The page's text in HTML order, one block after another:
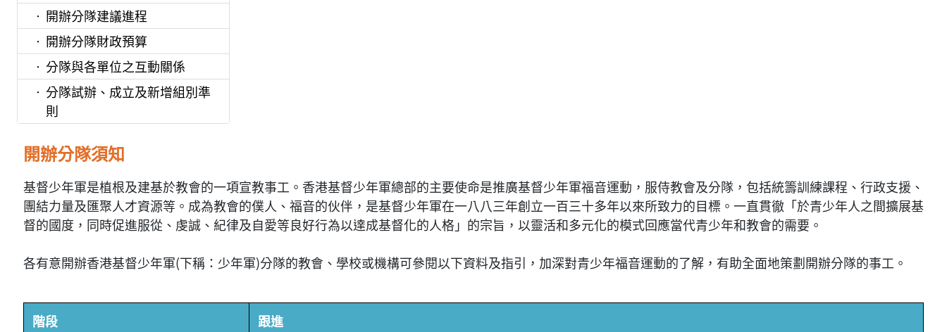
開辦分隊建議進程
開辦分隊財政預算
分隊與各單位之互動關係
分隊試辦、成立及新增組別準
則
開辦分隊須知
基督少年軍是植根及建基於教會的一項宣教事工。香港基督少年軍總部的主要使命是推廣基督少年軍福音運動，服侍教會及分隊，包括統籌訓練課程、行政支援、
團結力量及匯聚人才資源等。成為教會的僕人、福音的伙伴，是基督少年軍在一八八三年創立一百三十多年以來所致力的目標。一直貫徹「於青少年人之間擴展基
督的國度，同時促進服從、虔誠、紀律及自愛等良好行為以達成基督化的人格」的宗旨，以靈活和多元化的模式回應當代青少年和教會的需要。
各有意開辦香港基督少年軍(下稱：少年軍)分隊的教會、學校或機構可參閱以下資料及指引，加深對青少年福音運動的了解，有助全面地策劃開辦分隊的事工。
階段
跟進